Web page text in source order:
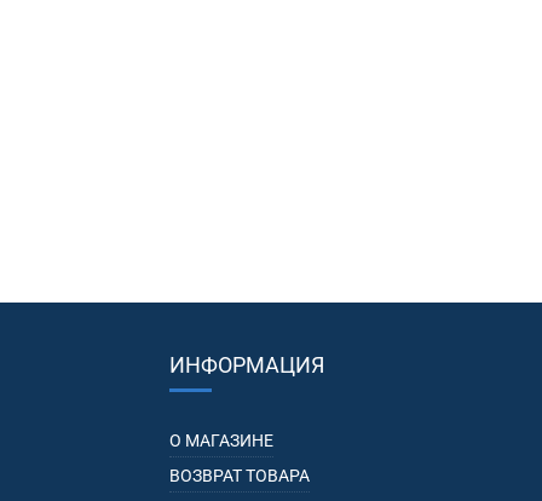
ИНФОРМАЦИЯ
О МАГАЗИНЕ
ВОЗВРАТ ТОВАРА